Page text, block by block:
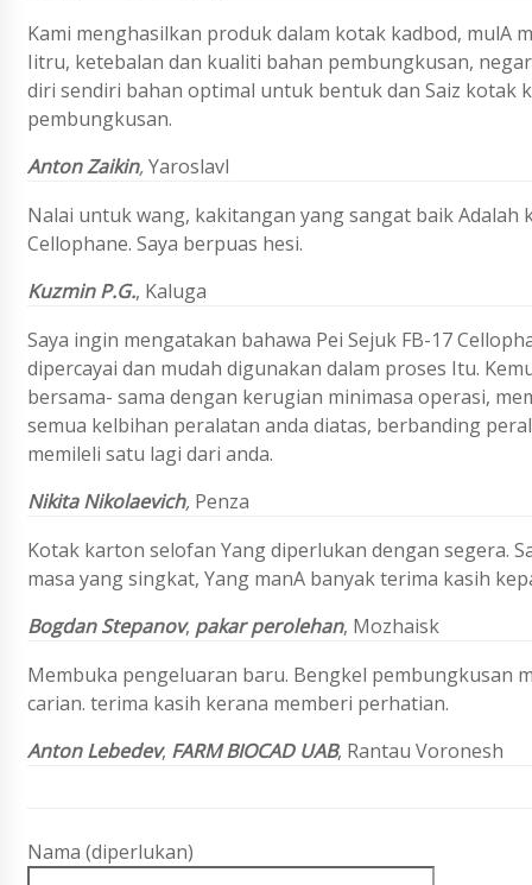
Kami menghasilkan produk dalam kotak kadbod,
Iitru, ketebalan dan kualiti bahan pembungkusan,
diri sendiri bahan optimal untuk bentuk dan Saiz kotak
pembungkusan.
Anton Zaikin,Yaroslavl
Nalai untuk wang, kakitangan yang sangat baik Adalah
Cellophane. Saya berpuas hesi.
Kuzmin P.G., Kaluga
Saya ingin mengatakan bahawa Pei Sejuk FB-17
dipercayai dan mudah digunakan dalam proses Itu.
bersama- sama dengan kerugian minimasa operasi,
semua kelbihan peralatan anda diatas, berbanding
memileli satu lagi dari anda.
Nikita Nikolaevich, Penza
Kotak karton selofan Yang diperlukan dengan segera.
masa yang singkat, Yang manA banyak terima kasih
Bogdan Stepanov, pakar perolehan, Mozhaisk
Membuka pengeluaran baru. Bengkel pembungkusan
carian. terima kasih kerana memberi perhatian.
Anton Lebedev, FARM BIOCAD UAB, Rantau Voronesh
Nama (diperlukan)